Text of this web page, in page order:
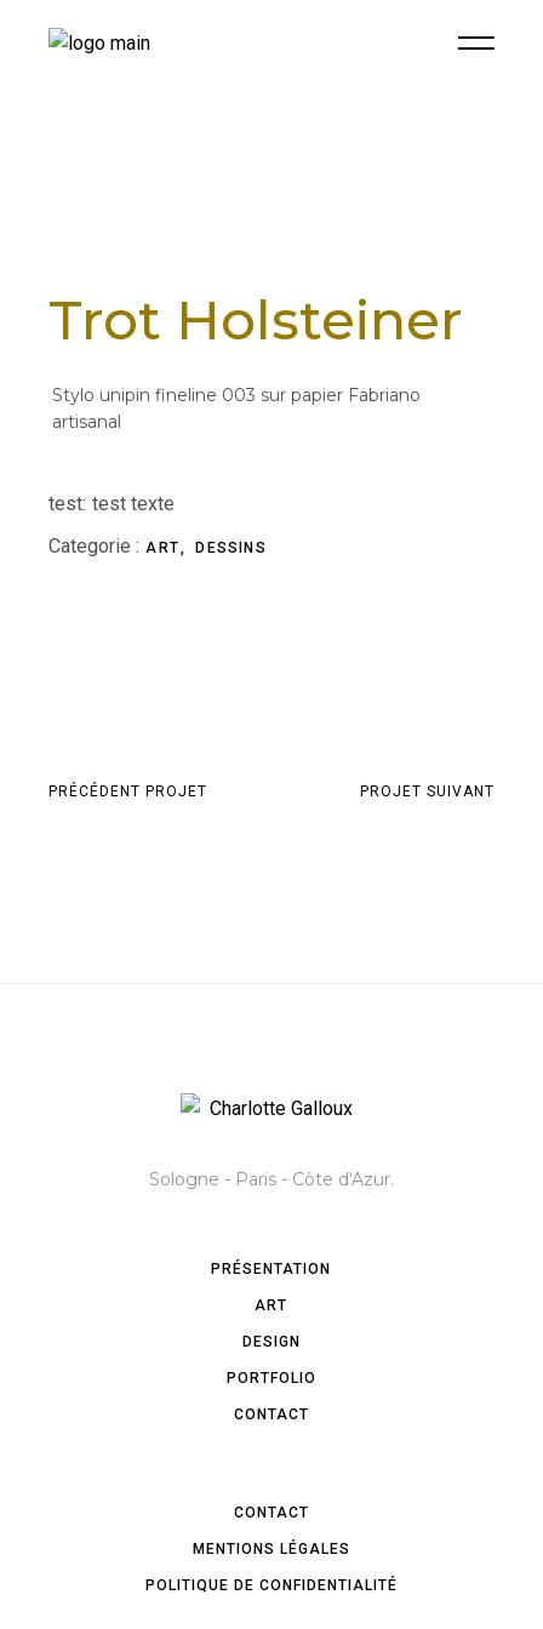
Trot Holsteiner
Stylo unipin fineline 003 sur papier Fabriano
artisanal
test: test texte
Categorie : ART DESSINS
PRÉCÉDENT PROJET PROJET SUIVANT
PRÉSENTATION
ART
DESIGN
PORTFOLIO
CONTACT
Sologne - Paris - Côte d'Azur.
CONTACT
MENTIONS LÉGALES
POLITIQUE DE CONFIDENTIALITÉ